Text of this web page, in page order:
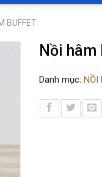
BUFFET
Nồi
Danh mục: NỒI